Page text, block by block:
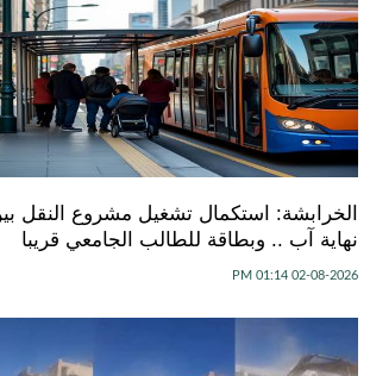
الخرابشة: استكمال تشغيل مشروع النقل
نهاية آب .. وبطاقة للطالب الجامعي قريبا
02-08-2026 01:14 PM